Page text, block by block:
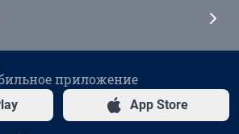
приложение
App Store